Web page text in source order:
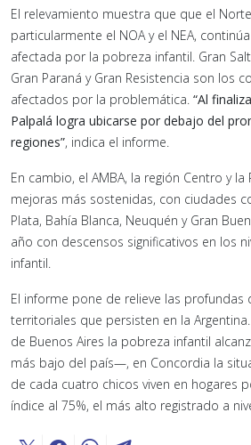
El relevamiento muestra que que el
particularmente el NOA y el NEA,
afectada por la pobreza infantil. Gran
Gran Paraná y Gran Resistencia son los
afectados por la problemática. “Al
Palpalá logra ubicarse por debajo del
regiones”, indica el informe.
En cambio, el AMBA, la región Centro y
mejoras más sostenidas, con ciudades
Plata, Bahía Blanca, Neuquén y Gran
año con descensos significativos en los
infantil.
El informe pone de relieve las profundas
territoriales que persisten en la
de Buenos Aires la pobreza infantil
más bajo del país—, en Concordia la
de cada cuatro chicos viven en hogares
índice al 75%, el más alto registrado a